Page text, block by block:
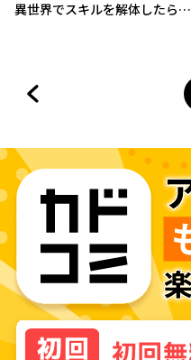
異世界でスキルを解体したらチ